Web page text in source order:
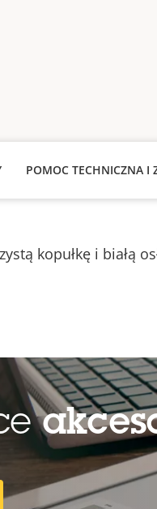
POMOC TECHNICZNA I
kopułkę i białą